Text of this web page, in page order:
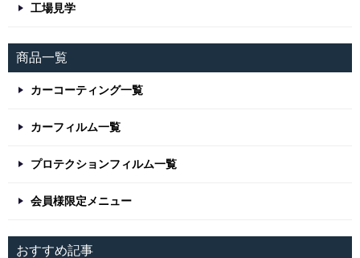
工場見学
商品一覧
カーコーティング一覧
カーフィルム一覧
プロテクションフィルム一覧
会員様限定メニュー
おすすめ記事